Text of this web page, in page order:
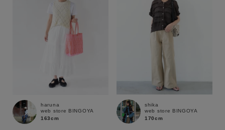
商品タイプ
予約商品
WEB限定
在庫
在庫あり 在庫なし含む
haruna
web store BINGOYA
163cm
shika
web store BINGOYA
170cm